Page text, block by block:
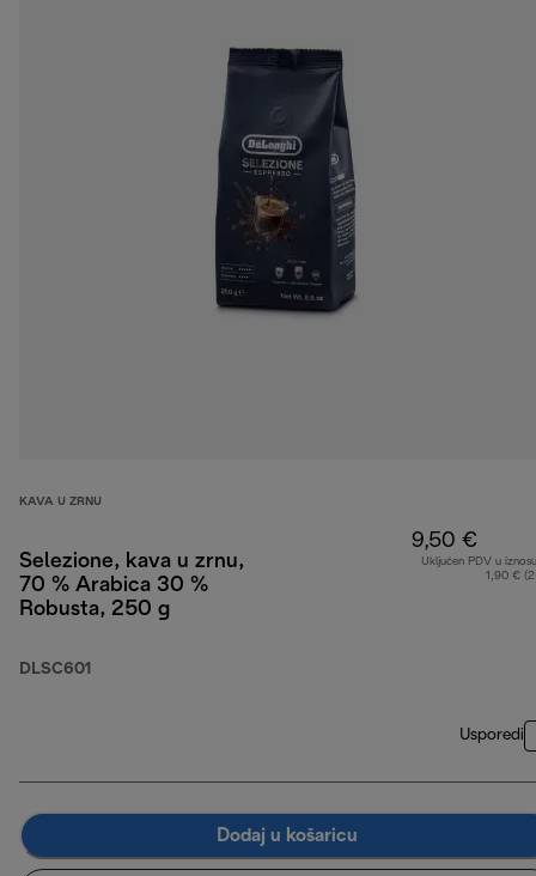
KAVA U ZRNU
Selezione, kava u zrnu,
70 % Arabica 30 %
Robusta, 250 g
DLSC601
9,50 €
Uključen PDV u
1,90 €
Usporedi
Dodaj u košaricu